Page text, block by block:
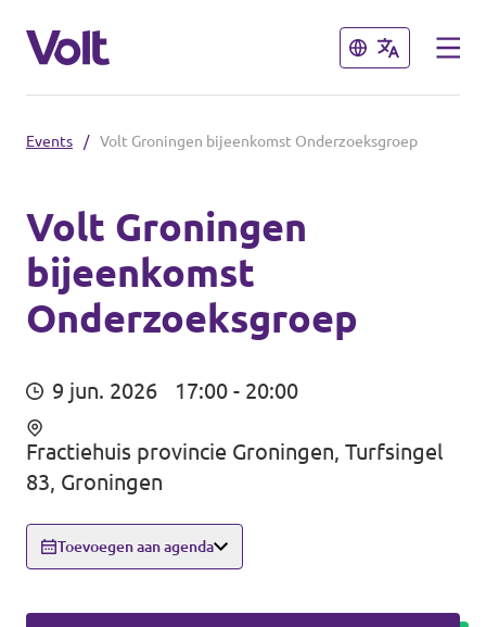
Sluiten
Afdelingen en fracties
Volt gemeente Groningen
Volt gemeente Eemsdelta
Volt Provinciale Staten Groningen
Volt Nederland
Volt Nederland
Sluiten
Standpunten
Over Volt
Mensen
Nieuws
Agenda
Events / Volt Groningen bijeenkomst Onderzoeksgroep
Volt Groningen
bijeenkomst
Onderzoeksgroep
9 jun. 2026 17:00 - 20:00
Fractiehuis provincie Groningen, Turfsingel
83, Groningen
Toevoegen aan agenda